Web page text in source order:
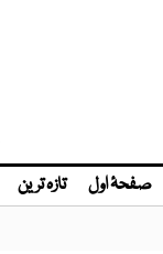
صفحۂ اول تازہ ترین